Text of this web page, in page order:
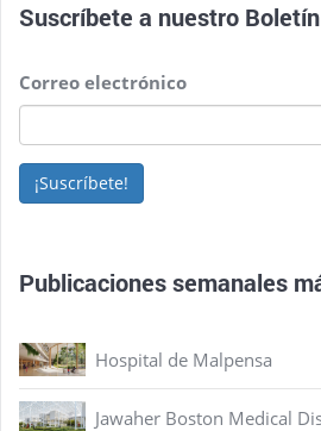
Suscríbete a nuestro Boletín
Correo electrónico
¡Suscríbete!
Publicaciones semanales
Hospital de Malpensa
Jawaher Boston Medical